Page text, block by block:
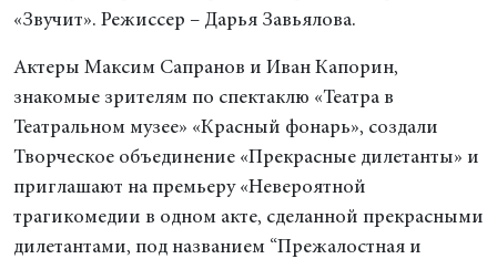
«Звучит». Режиссер – Дарья Завьялова.
Актеры Максим Сапранов и Иван Капорин,
знакомые зрителям по спектаклю «Театра в
Театральном музее» «Красный фонарь», создали
Творческое объединение «Прекрасные дилетанты» и
приглашают на премьеру «Невероятной
трагикомедии в одном акте, сделанной прекрасными
дилетантами, под названием “Прежалостная и